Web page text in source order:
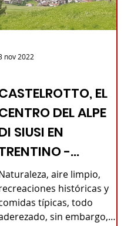
EL
DEL ALPE
SIUSI EN
-
-
DE
aire limpio,
históricas y
típicas, todo
sin embargo,
nov 2022